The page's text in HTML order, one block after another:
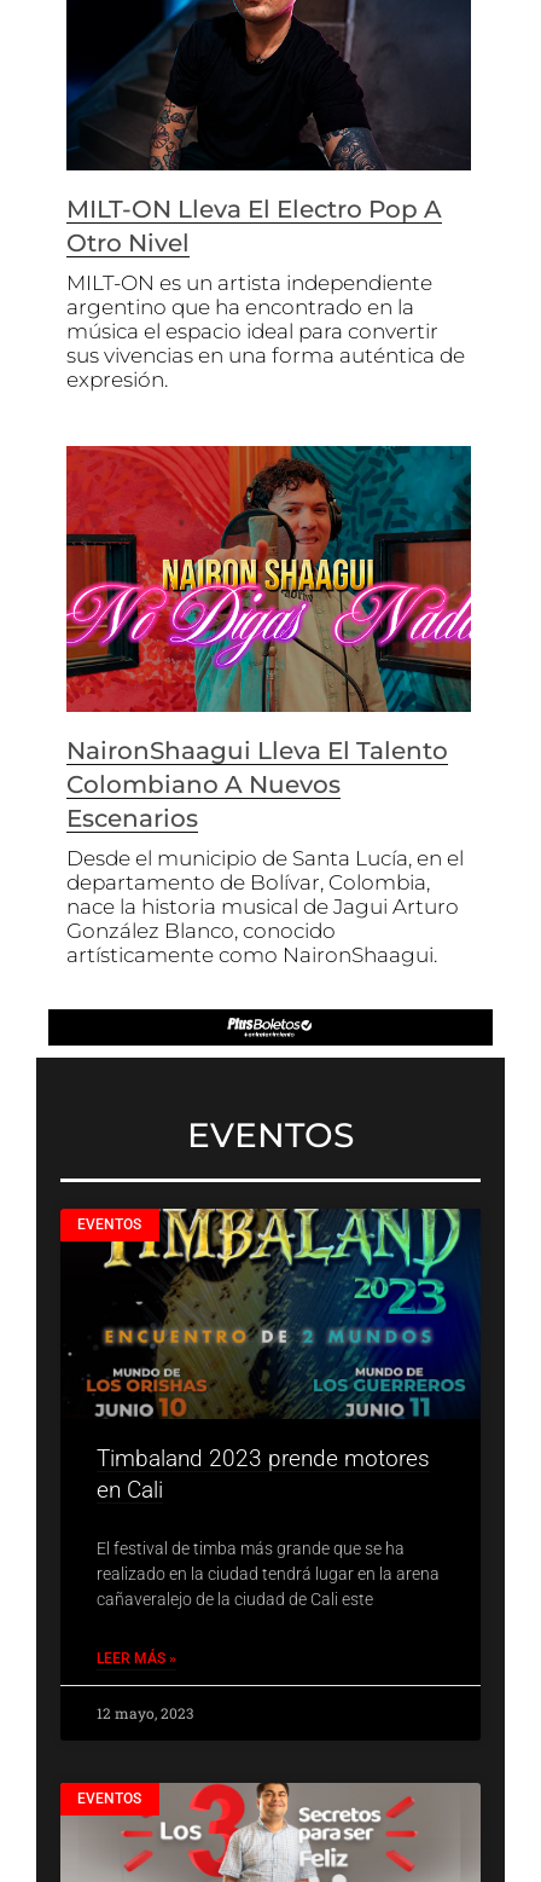
MILT-ON Lleva El Electro Pop A
Otro Nivel
MILT-ON es un artista independiente
argentino que ha encontrado en la
música el espacio ideal para convertir
sus vivencias en una forma auténtica de
expresión.
NaironShaagui Lleva El Talento
Colombiano A Nuevos
Escenarios
Desde el municipio de Santa Lucía, en el
departamento de Bolívar, Colombia,
nace la historia musical de Jagui Arturo
González Blanco, conocido
artísticamente como NaironShaagui.
EVENTOS
EVENTOS
Timbaland 2023 prende motores
en Cali
El festival de timba más grande que se ha
realizado en la ciudad tendrá lugar en la arena
cañaveralejo de la ciudad de Cali este
LEER MÁS »
12 mayo, 2023
EVENTOS